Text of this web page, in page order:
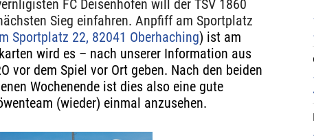
FC Deisenhofen will der TSV 1860
Sieg einfahren. Anpfiff am Sportplatz
Sportplatz 22, 82041 Oberhaching) ist am
wird es – nach unserer Information aus
vor dem Spiel vor Ort geben. Nach den beiden
Wochenende ist dies also eine gute
(wieder) einmal anzusehen.